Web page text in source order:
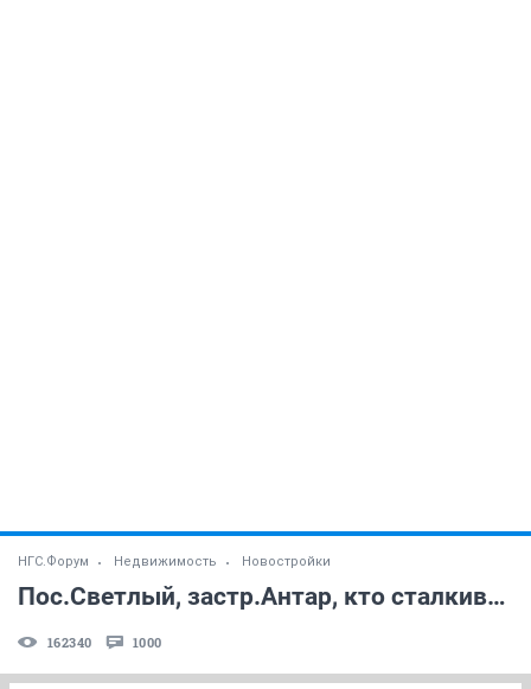
НГС.Форум Недвижимость Новостройки
Пос.Светлый, застр.Антар, кто сталкивался? (часть 2)
162340 1000